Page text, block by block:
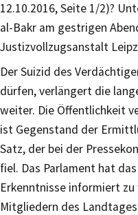
12.10.2016, Seite 1/2)?
al-Bakr am gestrigen
Justizvollzugsanstalt
Der Suizid des
dürfen, verlängert die
weiter. Die Öffentlichkeit
ist Gegenstand der
Satz, der bei der
fiel. Das Parlament hat
Erkenntnisse informiert
Mitgliedern des